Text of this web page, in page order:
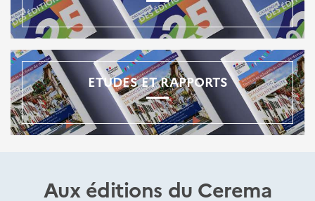
ETUDES ET RAPPORTS
Aux éditions du Cerema